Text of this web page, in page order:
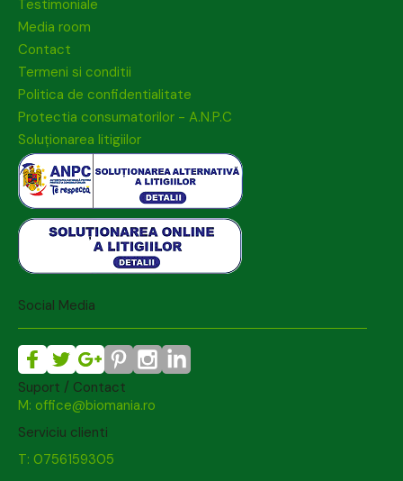
Testimoniale
Media room
Contact
Termeni si conditii
Politica de confidentialitate
Protectia consumatorilor - A.N.P.C
Soluționarea litigiilor
Social Media
Suport / Contact
M: office@biomania.ro
Serviciu clienti
T: 0756159305